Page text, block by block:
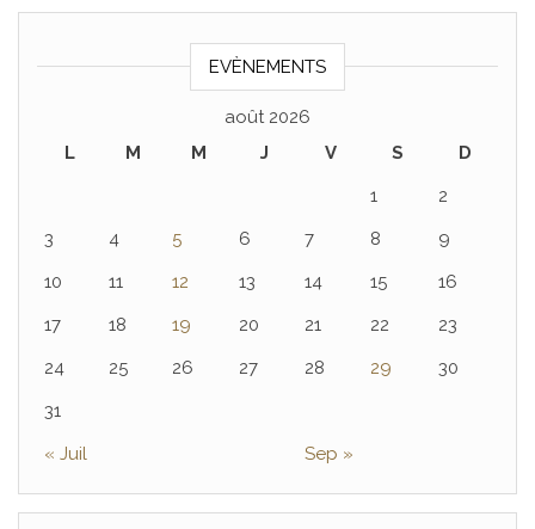
EVÈNEMENTS
août 2026
L
M M J V S
D
1
2
3
4 5 6 7 8
9
10
11 12 13 14 15
16
17
18 19 20 21 22
23
24
25 26 27 28 29
30
31
« Juil
Sep »